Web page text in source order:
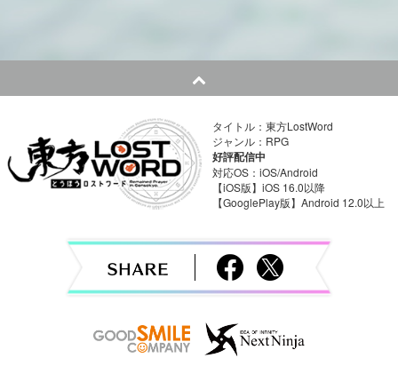
a
v
タイトル：東方LostWord
ジャンル：RPG
好評配信中
対応OS：iOS/Android
【iOS版】iOS 16.0以降
【GooglePlay版】Android 12.0以上